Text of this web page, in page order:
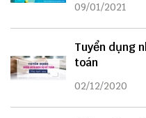
09/01/2021
Tuyển dụng
toán
02/12/2020